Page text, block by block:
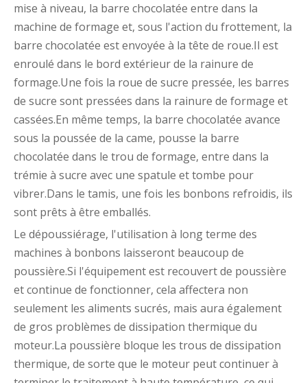
mise à niveau, la barre chocolatée entre dans la
machine de formage et, sous l'action du frottement, la
barre chocolatée est envoyée à la tête de roue.Il est
enroulé dans le bord extérieur de la rainure de
formage.Une fois la roue de sucre pressée, les barres
de sucre sont pressées dans la rainure de formage et
cassées.En même temps, la barre chocolatée avance
sous la poussée de la came, pousse la barre
chocolatée dans le trou de formage, entre dans la
trémie à sucre avec une spatule et tombe pour
vibrer.Dans le tamis, une fois les bonbons refroidis, ils
sont prêts à être emballés.
Le dépoussiérage, l'utilisation à long terme des
machines à bonbons laisseront beaucoup de
poussière.Si l'équipement est recouvert de poussière
et continue de fonctionner, cela affectera non
seulement les aliments sucrés, mais aura également
de gros problèmes de dissipation thermique du
moteur.La poussière bloque les trous de dissipation
thermique, de sorte que le moteur peut continuer à